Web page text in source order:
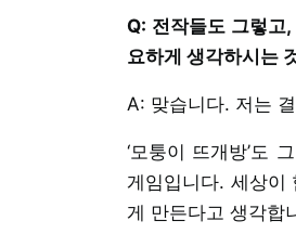
Q: 전작들도 그렇고
요하게 생각하시는
A: 맞습니다. 저는
‘모퉁이 뜨개방’도
게임입니다. 세상이
게 만든다고 생각합